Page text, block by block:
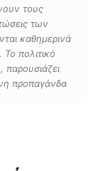
τους
των
καθημερινά
πολιτικό
προπαγάνδα